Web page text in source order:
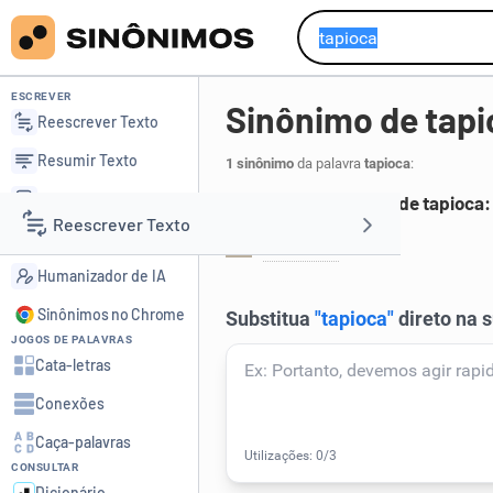
Reescrever Texto
Resumir Texto
Corrigir Texto
Detector de IA
Humanizador de IA
ESCREVER
Reescrever Texto
Resumir Texto
Detector de IA
Humanizador de IA
Sinônimos no Chrome
JOGOS DE PALAVRAS
Cata-letras
Conexões
Caça-palavras
CONSULTAR
Sinônimo de
1 sinônimoda palavra tapioca:
Principais sinônimos de tapioca: